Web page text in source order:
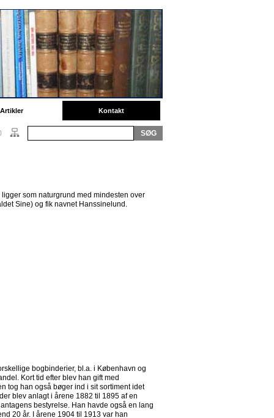
Artikler Kontakt
som naturgrund med mindesten over
Sine) og fik navnet Hanssinelund.
bogbinderier, bl.a. i København og
Kort tid efter blev han gift med
tog han også bøger ind i sit sortiment idet
blev anlagt i årene 1882 til 1895 af en
bestyrelse. Han havde også en lang
20 år. I årene 1904 til 1913 var han